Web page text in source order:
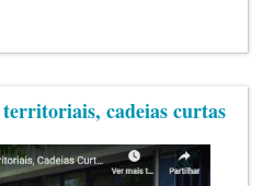
cadeias curtas